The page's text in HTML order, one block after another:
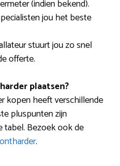
(indien bekend).
jou het beste
stuurt jou zo snel
offerte.
plaatsen?
kopen heeft verschillende
pluspunten zijn
tabel. Bezoek ook de
.